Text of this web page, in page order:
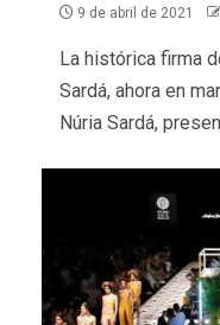
9 de abril de 2021
La histórica firma
Sardá, ahora en
Núria Sardá,